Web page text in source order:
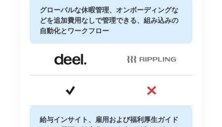
グローバルな休暇管理、オンボーディングな
どを追加費用なしで管理できる、組み込みの
自動化とワークフロー
給与インサイト、雇用および福利厚生ガイド